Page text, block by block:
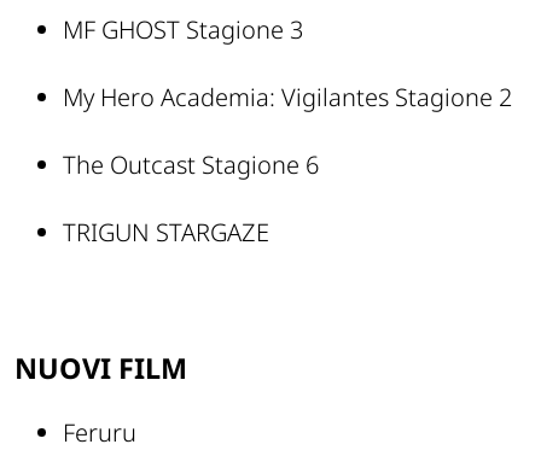
MF GHOST Stagione 3
My Hero Academia: Vigilantes Stagione 2
The Outcast Stagione 6
TRIGUN STARGAZE
NUOVI FILM
Feruru